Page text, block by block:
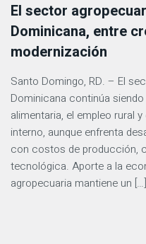
El sector
Dominicana, entre
modernización
Santo Domingo, RD. – El
Dominicana continúa
alimentaria, el empleo rural
interno, aunque enfrenta
con costos de producción,
tecnológica. Aporte a la
agropecuaria mantiene un […]